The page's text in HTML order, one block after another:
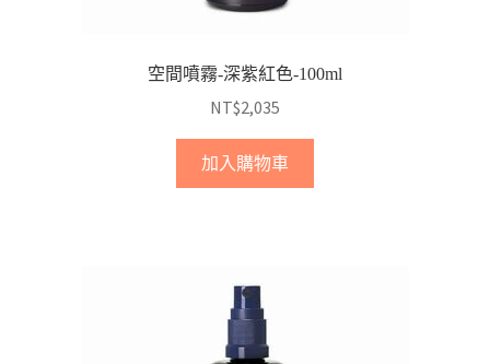
空間噴霧-深紫紅色-100ml
NT$2,035
加入購物車